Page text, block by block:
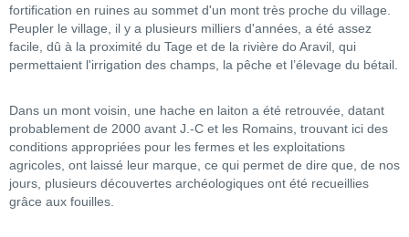
fortification en ruines au sommet d'un mont très proche du village.
Peupler le village, il y a plusieurs milliers d'années, a été assez
facile, dû à la proximité du Tage et de la rivière do Aravil, qui
permettaient l'irrigation des champs, la pêche et l’élevage du bétail.
Dans un mont voisin, une hache en laiton a été retrouvée, datant
probablement de 2000 avant J.-C et les Romains, trouvant ici des
conditions appropriées pour les fermes et les exploitations
agricoles, ont laissé leur marque, ce qui permet de dire que, de nos
jours, plusieurs découvertes archéologiques ont été recueillies
grâce aux fouilles.